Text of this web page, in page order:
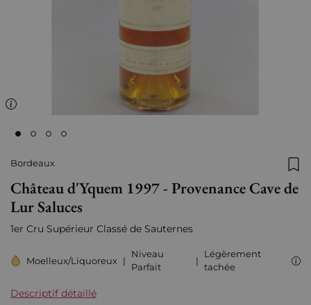
Bordeaux
Château d'Yquem 1997 - Provenance Cave de
Lur Saluces
1er Cru Supérieur Classé de Sauternes
Moelleux/Liquoreux |
Niveau
Parfait
|
Légèrement
tachée
Descriptif détaillé